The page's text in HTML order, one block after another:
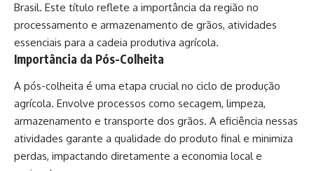
Brasil. Este título reflete a importância da região no
processamento e armazenamento de grãos, atividades
essenciais para a cadeia produtiva agrícola.
Importância da Pós-Colheita
A pós-colheita é uma etapa crucial no ciclo de produção
agrícola. Envolve processos como secagem, limpeza,
armazenamento e transporte dos grãos. A eficiência nessas
atividades garante a qualidade do produto final e minimiza
perdas, impactando diretamente a economia local e